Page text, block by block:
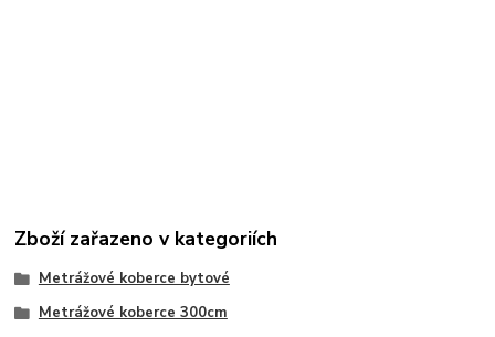
Zboží zařazeno v kategoriích
Metrážové koberce bytové
Metrážové koberce 300cm